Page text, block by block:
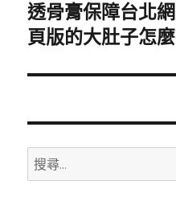
下
一
文
透骨膏保障台北
頁版的大肚子怎
搜
尋